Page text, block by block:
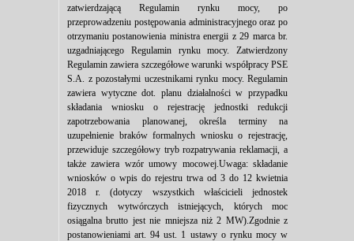
zatwierdzającą Regulamin rynku mocy, po
przeprowadzeniu postępowania administracyjnego oraz po
otrzymaniu postanowienia ministra energii z 29 marca br.
uzgadniającego Regulamin rynku mocy. Zatwierdzony
Regulamin zawiera szczegółowe warunki współpracy PSE
S.A. z pozostałymi uczestnikami rynku mocy. Regulamin
zawiera wytyczne dot. planu działalności w przypadku
składania wniosku o rejestrację jednostki redukcji
zapotrzebowania planowanej, określa terminy na
uzupełnienie braków formalnych wniosku o rejestrację,
przewiduje szczegółowy tryb rozpatrywania reklamacji, a
także zawiera wzór umowy mocowej.Uwaga: składanie
wniosków o wpis do rejestru trwa od 3 do 12 kwietnia
2018 r. (dotyczy wszystkich właścicieli jednostek
fizycznych wytwórczych istniejących, których moc
osiągalna brutto jest nie mniejsza niż 2 MW).Zgodnie z
postanowieniami art. 94 ust. 1 ustawy o rynku mocy w